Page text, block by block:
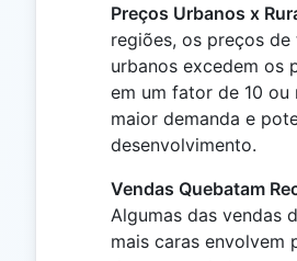
Preços Urbanos x
regiões, os preços de
urbanos excedem os
em um fator de 10 ou
maior demanda e
desenvolvimento.
Vendas Quebatam
Algumas das vendas
mais caras envolvem